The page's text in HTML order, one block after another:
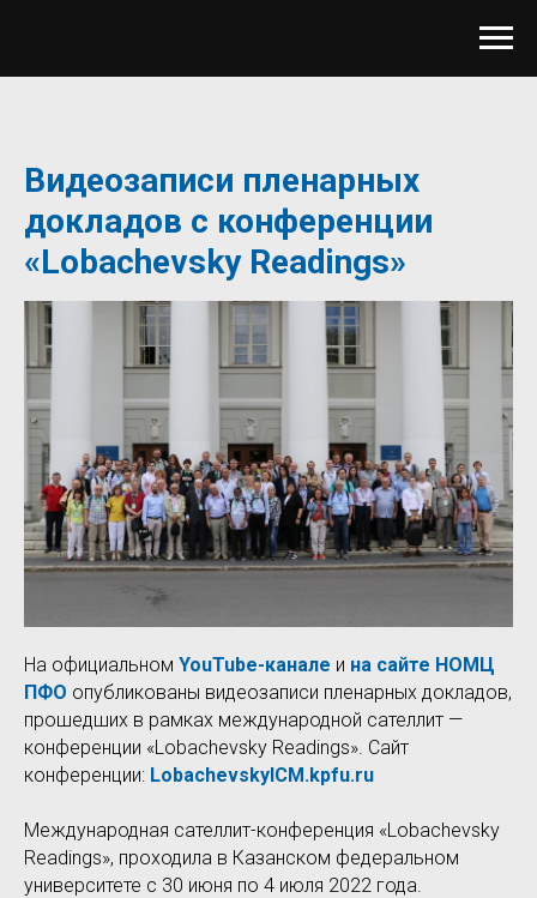
Видеозаписи пленарных
докладов с конференции
«Lobachevsky Readings»
На официальном YouTube-канале и на сайте НОМЦ
ПФО опубликованы видеозаписи пленарных докладов,
прошедших в рамках международной сателлит —
конференции «Lobachevsky Readings». Сайт
конференции: LobachevskyICM.kpfu.ru
Международная сателлит-конференция «Lobachevsky
Readings», проходила в Казанском федеральном
университете с 30 июня по 4 июля 2022 года.